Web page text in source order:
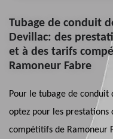
Tubage de conduit
Devillac: des
et à des tarifs
Ramoneur Fabre
Pour le tubage de
optez pour les
compétitifs de Ramoneur